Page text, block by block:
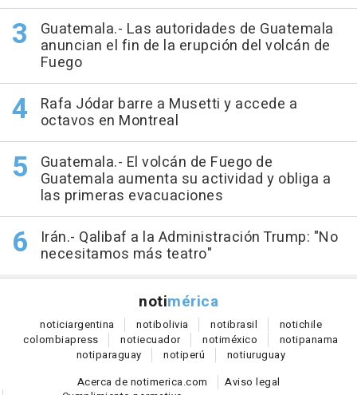
Guatemala.- Las autoridades de Guatemala
anuncian el fin de la erupción del volcán de
Fuego
Rafa Jódar barre a Musetti y accede a
octavos en Montreal
Guatemala.- El volcán de Fuego de
Guatemala aumenta su actividad y obliga a
las primeras evacuaciones
Irán.- Qalibaf a la Administración Trump: "No
necesitamos más teatro"
notimérica
noticiargentina notibolivia notibrasil notichile
colombiapress notiecuador notiméxico notipanama
notiparaguay notiperú notiuruguay
Acerca de notimerica.com
Aviso legal